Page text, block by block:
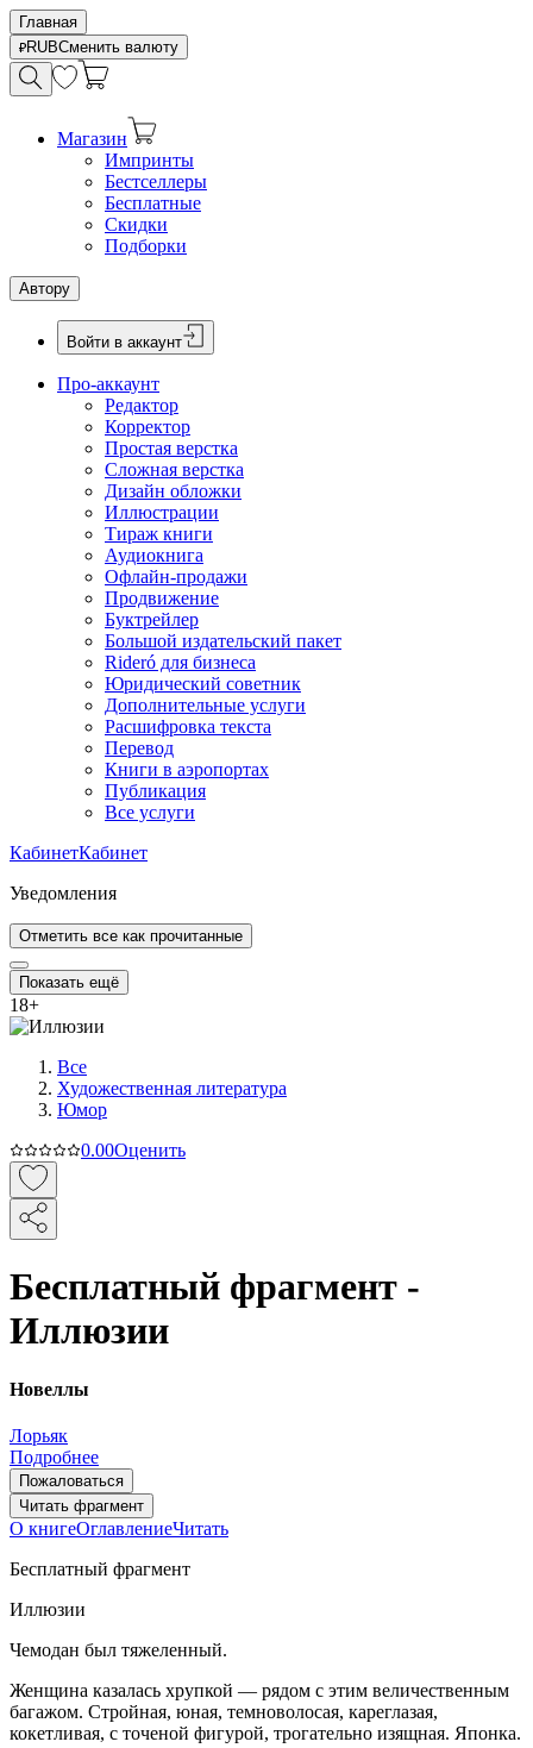
Главная
RUBСменить валюту
Магазин
Импринты
Бестселлеры
Бесплатные
Скидки
Подборки
Автору
Войти в аккаунт
Про-аккаунт
Редактор
Корректор
Простая верстка
Сложная верстка
Дизайн обложки
Иллюстрации
Тираж книги
Аудиокнига
Офлайн-продажи
Продвижение
Буктрейлер
Большой издательский пакет
Rideró для бизнеса
Юридический советник
Дополнительные услуги
Расшифровка текста
Перевод
Книги в аэропортах
Публикация
Все услуги
КабинетКабинет
Уведомления
Отметить все как прочитанные
Показать ещё
18+
Все
Художественная литература
Юмор
0.00Оценить
Бесплатный фрагмент -
Иллюзии
Новеллы
Лорьяк
Подробнее
Пожаловаться
Читать фрагмент
О книгеОглавлениеЧитать
Бесплатный фрагмент
Иллюзии
Чемодан был тяжеленный.
Женщина казалась хрупкой — рядом с этим величественным
багажом. Стройная, юная, темноволосая, кареглазая,
кокетливая, с точеной фигурой, трогательно изящная. Японка.